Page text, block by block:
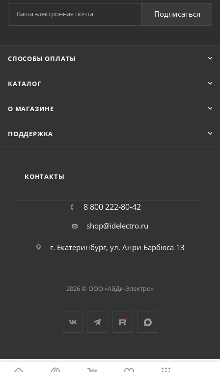
Подписаться
СПОСОБЫ ОПЛАТЫ
КАТАЛОГ
О МАГАЗИНЕ
ПОДДЕРЖКА
КОНТАКТЫ
8 800 222-80-42
shop@idelectro.ru
г. Екатеринбург, ул. Анри Барбюса 13
2026 © ООО «АйДи-Электро»